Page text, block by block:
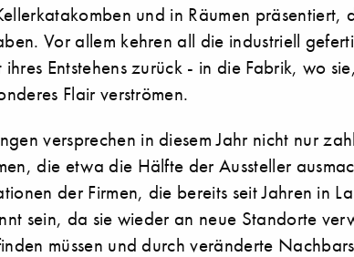
und in Räumen präsentiert,
Vor allem kehren all die industriell
Entstehens zurück - in die Fabrik, wo
Flair verströmen.
versprechen in diesem Jahr nicht nur
die etwa die Hälfte der Aussteller
der Firmen, die bereits seit Jahren in
sein, da sie wieder an neue Standorte
müssen und durch veränderte